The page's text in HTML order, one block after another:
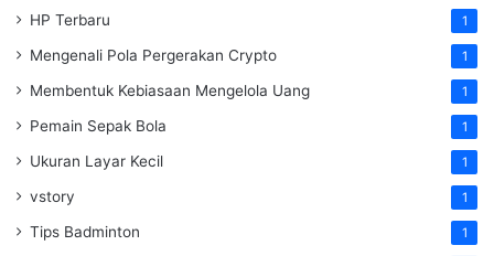
HP Terbaru 1
Mengenali Pola Pergerakan Crypto 1
Membentuk Kebiasaan Mengelola Uang 1
Pemain Sepak Bola 1
Ukuran Layar Kecil 1
vstory 1
Tips Badminton 1